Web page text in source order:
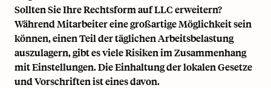
Sollten Sie Ihre Rechtsform auf LLC erweitern?
Während Mitarbeiter eine großartige Möglichkeit sein
können, einen Teil der täglichen Arbeitsbelastung
auszulagern, gibt es viele Risiken im Zusammenhang
mit Einstellungen. Die Einhaltung der lokalen Gesetze
und Vorschriften ist eines davon.